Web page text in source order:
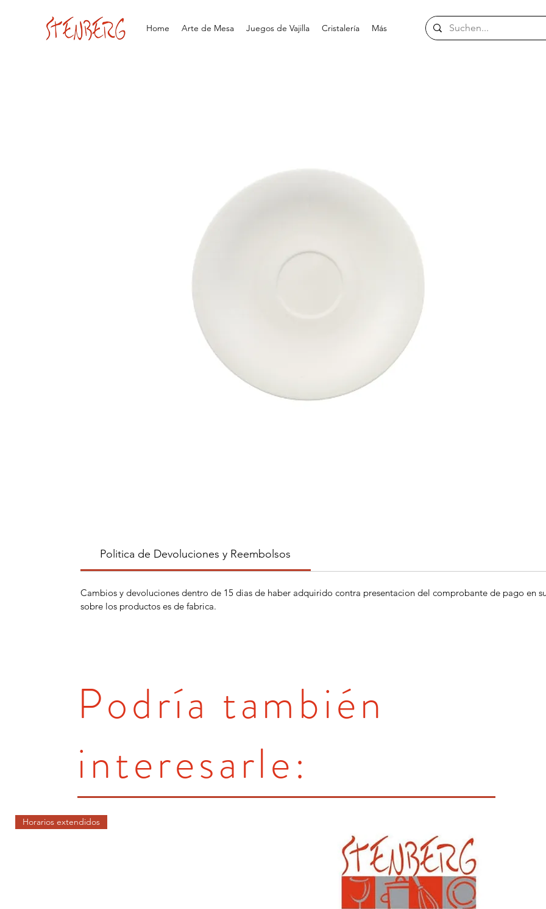
Home Arte de Mesa Juegos de Vajilla Cristalería Más
Politica de Devoluciones y Reembolsos
Cambios y devoluciones dentro de 15 dias de haber adquirido contra presentacion del comprobante de pago en
sobre los productos es de fabrica.
Horarios extendidos
Podría también
interesarle: